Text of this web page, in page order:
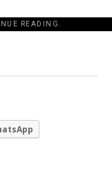
READING.